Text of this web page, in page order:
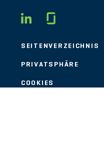
LINKEDIN
SEITENVERZEICHNIS
PRIVATSPHÄRE
COOKIES